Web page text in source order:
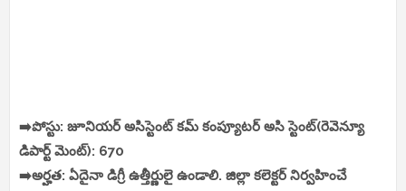
➡️పోస్టు: జూనియర్ అసిస్టెంట్ కమ్ కంప్యూటర్ అసి స్టెంట్(రెవెన్యూ
డిపార్ట్ మెంట్): 670
➡️అర్హత: ఏదైనా డిగ్రీ ఉత్తీర్ణులై ఉండాలి. జిల్లా కలెక్టర్ నిర్వహించే